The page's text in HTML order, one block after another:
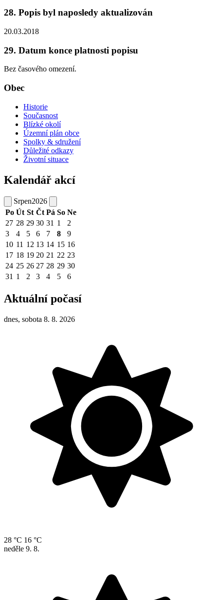
28. Popis byl naposledy aktualizován
20.03.2018
29. Datum konce platnosti popisu
Bez časového omezení.
Obec
Historie
Současnost
Blízké okolí
Územní plán obce
Spolky & sdružení
Důležité odkazy
Životní situace
Kalendář akcí
Srpen2026
Po Út St Čt Pá So Ne
27 28 29 30 31 1
2
3
4 5 6 7 8
9
10 11 12 13 14 15 16
17 18 19 20 21 22 23
24 25 26 27 28 29 30
31 1 2 3 4 5 6
Aktuální počasí
dnes, sobota 8. 8. 2026
28 °C 16 °C
neděle 9. 8.